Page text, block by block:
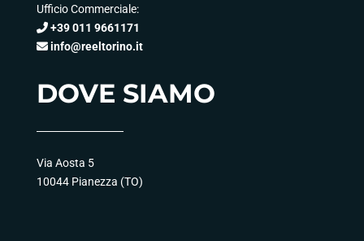
Ufficio Commerciale:
+39 011 9661171
info@reeltorino.it
DOVE SIAMO
Via Aosta 5
10044 Pianezza (TO)